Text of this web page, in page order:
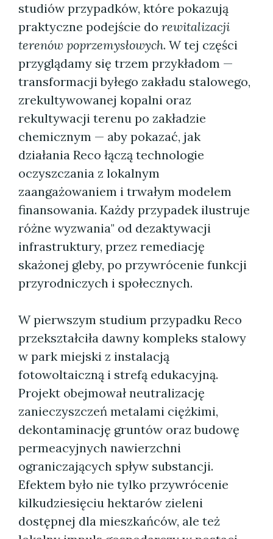
studiów przypadków, które pokazują
praktyczne podejście do rewitalizacji
terenów poprzemysłowych. W tej części
przyglądamy się trzem przykładom —
transformacji byłego zakładu stalowego,
zrekultywowanej kopalni oraz
rekultywacji terenu po zakładzie
chemicznym — aby pokazać, jak
działania Reco łączą technologie
oczyszczania z lokalnym
zaangażowaniem i trwałym modelem
finansowania. Każdy przypadek ilustruje
różne wyzwania" od dezaktywacji
infrastruktury, przez remediację
skażonej gleby, po przywrócenie funkcji
przyrodniczych i społecznych.
W pierwszym studium przypadku Reco
przekształciła dawny kompleks stalowy
w park miejski z instalacją
fotowoltaiczną i strefą edukacyjną.
Projekt obejmował neutralizację
zanieczyszczeń metalami ciężkimi,
dekontaminację gruntów oraz budowę
permeacyjnych nawierzchni
ograniczających spływ substancji.
Efektem było nie tylko przywrócenie
kilkudziesięciu hektarów zieleni
dostępnej dla mieszkańców, ale też